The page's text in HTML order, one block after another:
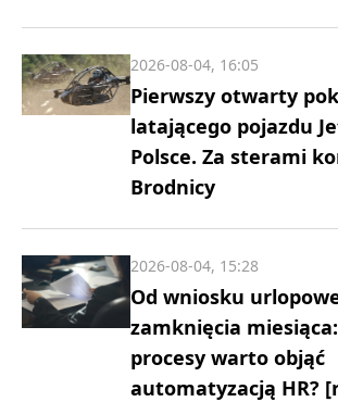
Pierwszy otwarty
latającego pojazdu
Polsce. Za sterami
Brodnicy
2026-08-04, 16:05
Od wniosku
zamknięcia
procesy warto objąć
automatyzacją HR?
2026-08-04, 15:28